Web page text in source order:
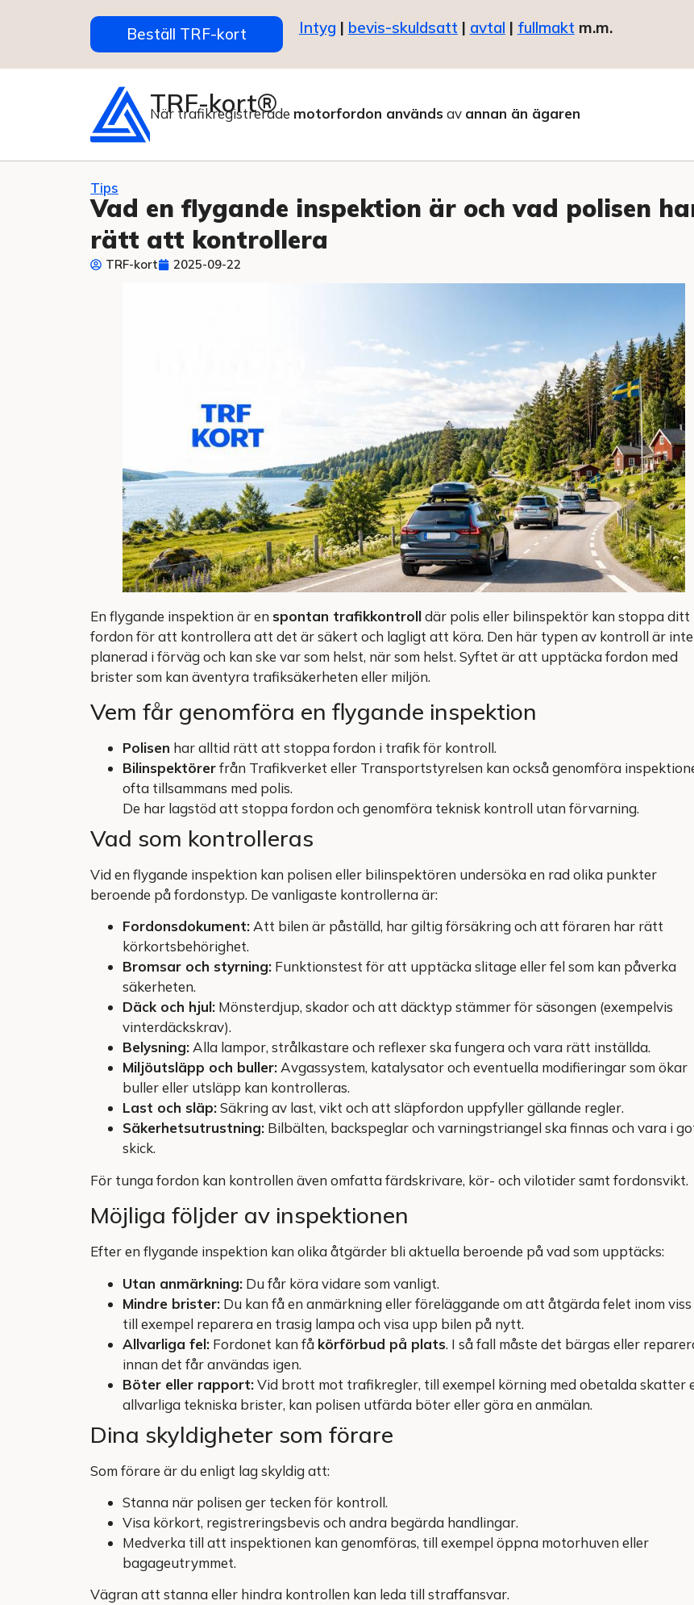
Beställ TRF-kort Intyg | bevis-skuldsatt | avtal | fullmakt m.m.
TRF-kort®
När trafikregistrerade motorfordon används av annan än ägaren
Tips
Vad en flygande inspektion är och vad polisen
rätt att kontrollera
TRF-kort 2025-09-22
En flygande inspektion är en spontan trafikkontrolldär polis eller bilinspektör kan stoppa ditt
fordon för att kontrollera att det är säkert och lagligt att köra. Den här typen av kontroll är inte
planerad i förväg och kan ske var som helst, när som helst. Syftet är att upptäcka fordon med
brister som kan äventyra trafiksäkerheten eller miljön.
Vem får genomföra en flygande inspektion
Polisen har alltid rätt att stoppa fordon i trafik för kontroll.
Bilinspektörerfrån Trafikverket eller Transportstyrelsen kan också genomföra
ofta tillsammans med polis.
De har lagstöd att stoppa fordon och genomföra teknisk kontroll utan förvarning.
Vad som kontrolleras
Vid en flygande inspektion kan polisen eller bilinspektören undersöka en rad olika punkter
beroende på fordonstyp. De vanligaste kontrollerna är:
Fordonsdokument:Att bilen är påställd, har giltig försäkring och att föraren har rätt
körkortsbehörighet.
Bromsar och styrning: Funktionstest för att upptäcka slitage eller fel som kan påverka
säkerheten.
Däck och hjul: Mönsterdjup, skador och att däcktyp stämmer för säsongen (exempelvis
vinterdäckskrav).
Belysning:Alla lampor, strålkastare och reflexer ska fungera och vara rätt inställda.
Miljöutsläpp och buller:Avgassystem, katalysator och eventuella modifieringar som ökar
buller eller utsläpp kan kontrolleras.
Last och släp:Säkring av last, vikt och att släpfordon uppfyller gällande regler.
Säkerhetsutrustning: Bilbälten, backspeglar och varningstriangel ska finnas och vara i
skick.
För tunga fordon kan kontrollen även omfatta färdskrivare, kör- och vilotider samt fordonsvikt.
Möjliga följder av inspektionen
Efter en flygande inspektion kan olika åtgärder bli aktuella beroende på vad som upptäcks:
Utan anmärkning: Du får köra vidare som vanligt.
Mindre brister: Du kan få en anmärkning eller föreläggande om att åtgärda felet inom viss
till exempel reparera en trasig lampa och visa upp bilen på nytt.
Allvarliga fel: Fordonet kan få körförbud på plats. I så fall måste det bärgas eller
innan det får användas igen.
Böter eller rapport:Vid brott mot trafikregler, till exempel körning med obetalda skatter
allvarliga tekniska brister, kan polisen utfärda böter eller göra en anmälan.
Dina skyldigheter som förare
Som förare är du enligt lag skyldig att:
Stanna när polisen ger tecken för kontroll.
Visa körkort, registreringsbevis och andra begärda handlingar.
Medverka till att inspektionen kan genomföras, till exempel öppna motorhuven eller
bagageutrymmet.
Vägran att stanna eller hindra kontrollen kan leda till straffansvar.